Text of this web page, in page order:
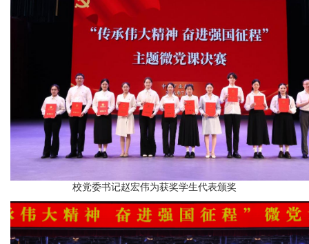
校党委书记赵宏伟为获奖学生代表颁奖